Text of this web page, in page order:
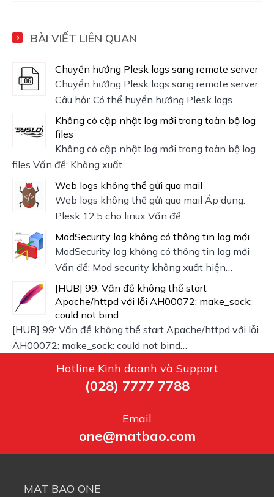
BÀI VIẾT LIÊN QUAN
Chuyển hướng Plesk logs sang remote server
Chuyển hướng Plesk logs sang remote server
Câu hỏi: Có thể huyển hướng Plesk logs…
Không có cập nhật log mới trong toàn bộ log
files
Không có cập nhật log mới trong toàn bộ log
files Vấn đề: Không xuất…
Web logs không thể gửi qua mail
Web logs không thể gửi qua mail Áp dụng:
Plesk 12.5 cho linux Vấn đề:…
ModSecurity log không có thông tin log mới
ModSecurity log không có thông tin log mới
Vấn đề: Mod security không xuất hiện…
[HUB] 99: Vấn đề không thể start
Apache/httpd với lỗi AH00072: make_sock:
could not bind…
[HUB] 99: Vấn đề không thể start Apache/httpd với lỗi
AH00072: make_sock: could not bind…
Hotline Kinh doanh và Support
(028) 7777 7788
Email
one@matbao.com
MAT BAO ONE